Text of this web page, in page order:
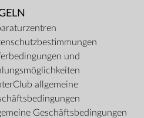
und
allgemeine
Geschäftsbedingungen